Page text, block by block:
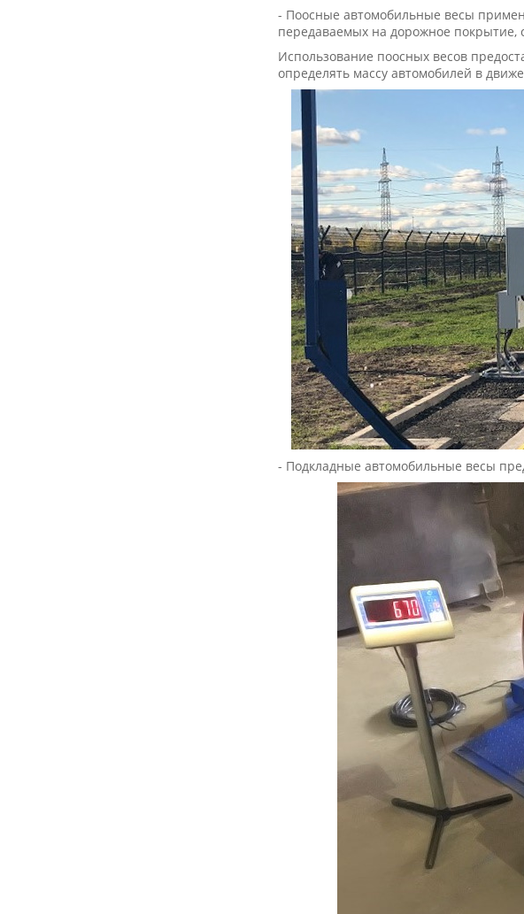
- Поосные автомобильные весы
передаваемых на дорожное покрытие,
Использование поосных весов
определять массу автомобилей в
- Подкладные автомобильные весы